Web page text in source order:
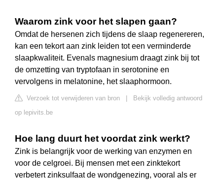
Waarom zink voor het slapen gaan?
Omdat de hersenen zich tijdens de slaap regenereren,
kan een tekort aan zink leiden tot een verminderde
slaapkwaliteit. Evenals magnesium draagt zink bij tot
de omzetting van tryptofaan in serotonine en
vervolgens in melatonine, het slaaphormoon.
Verzoek tot verwijderen van bron
Bekijk volledig antwoord
op lepivits.be
Hoe lang duurt het voordat zink werkt?
Zink is belangrijk voor de werking van enzymen en
voor de celgroei. Bij mensen met een zinktekort
verbetert zinksulfaat de wondgenezing, vooral als er